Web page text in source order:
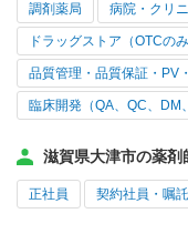
調剤薬局 病院・クリ
ドラッグストア（OTCのみ
品質管理・品質保証・PV
臨床開発（QA、QC、DM
滋賀県大津市の薬
正社員 契約社員・嘱